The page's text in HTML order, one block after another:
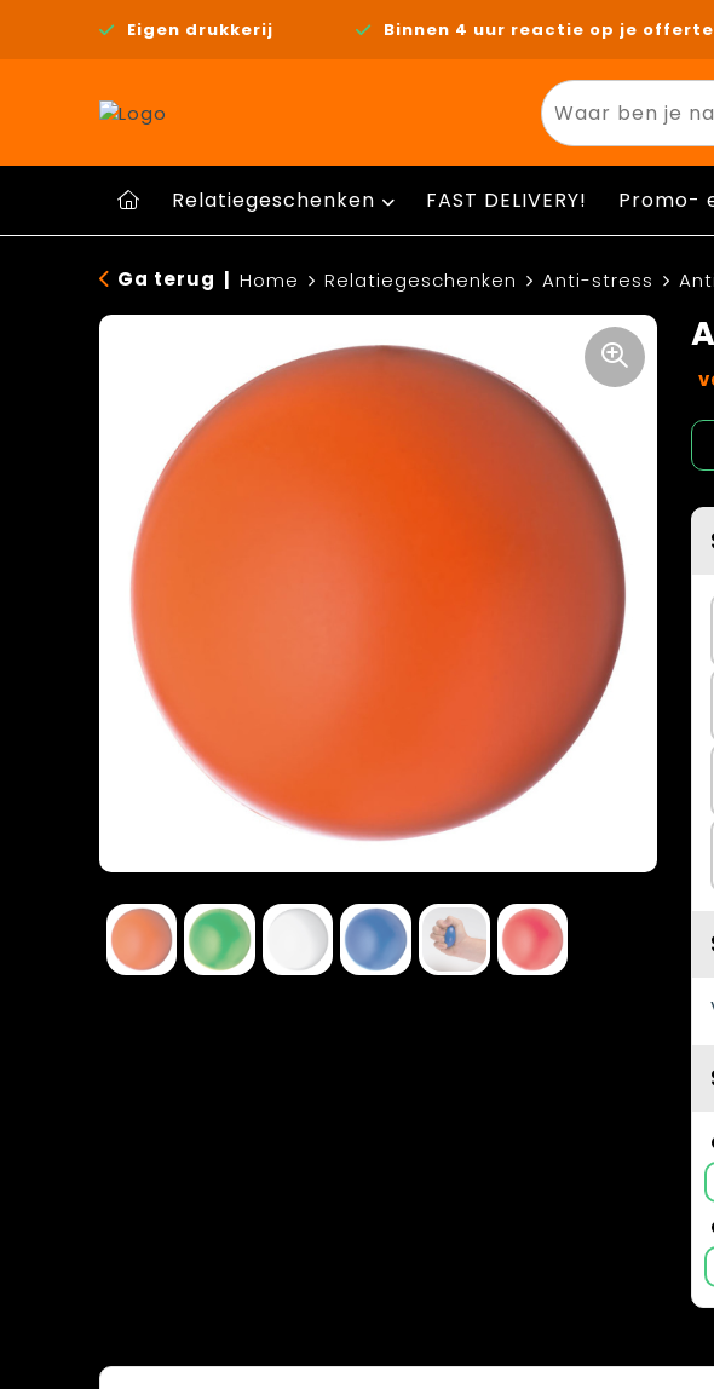
Eigen drukkerij Binnen 4 uur reactie op je offerte
Relatiegeschenken FAST DELIVERY! Promo-
Ga terug Home Relatiegeschenken Anti-stress